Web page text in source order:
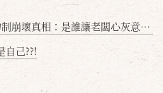
壞真相：是誰讓老闆心灰意冷？」
己??!